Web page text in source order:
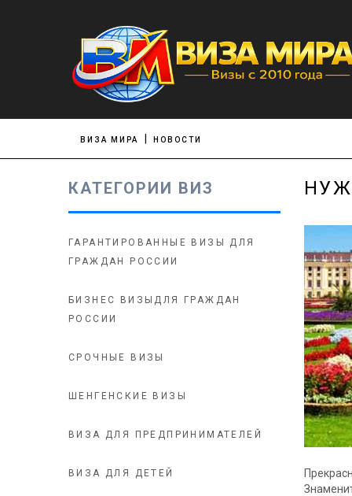
ВИЗА МИРА НОВОСТИ
КАТЕГОРИИ ВИЗ
ГАРАНТИРОВАННЫЕ ВИЗЫ ДЛЯ
ГРАЖДАН РОССИИ
БИЗНЕС ВИЗЫДЛЯ ГРАЖДАН
РОССИИ
СРОЧНЫЕ ВИЗЫ
ШЕНГЕНСКИЕ ВИЗЫ
ВИЗА ДЛЯ ПРЕДПРИНИМАТЕЛЕЙ
ВИЗА ДЛЯ ДЕТЕЙ